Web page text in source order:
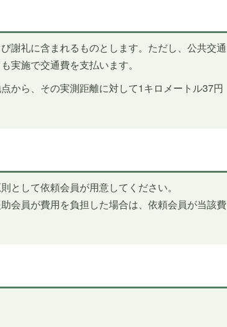
謝礼に含まれるものとします。ただし、公共交通
実施で交通費を支払います。
から、その実測距離に対して1キロメートル37円
として依頼会員が用意してください。
会員が費用を負担した場合は、依頼会員が当該費